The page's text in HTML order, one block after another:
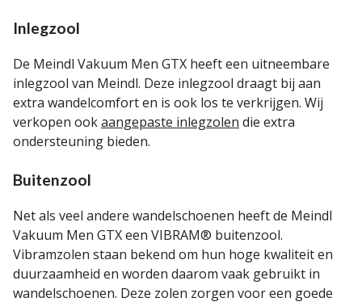
Inlegzool
De Meindl Vakuum Men GTX heeft een uitneembare
inlegzool van Meindl. Deze inlegzool draagt bij aan
extra wandelcomfort en is ook los te verkrijgen. Wij
verkopen ookaangepaste inlegzolen die extra
ondersteuning bieden.
Buitenzool
Net als veel andere wandelschoenen heeft de Meindl
Vakuum Men GTX een VIBRAM® buitenzool.
Vibramzolen staan bekend om hun hoge kwaliteit en
duurzaamheid en worden daarom vaak gebruikt in
wandelschoenen. Deze zolen zorgen voor een goede